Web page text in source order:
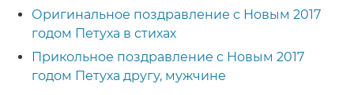
Оригинальное поздравление с Новым 2017
годом Петуха в стихах
Прикольное поздравление с Новым 2017
годом Петуха другу, мужчине